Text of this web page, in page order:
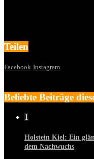
Teilen
Facebook Instagram
Beliebte Beiträge
1
Holstein Kiel: Ein
dem Nachwuchs